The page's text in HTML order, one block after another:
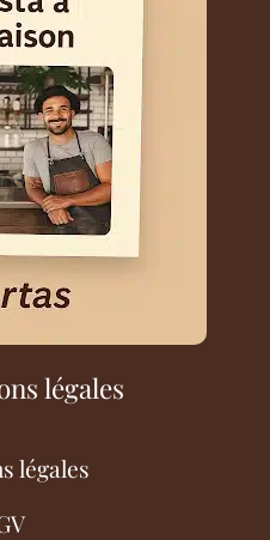
légales
légales